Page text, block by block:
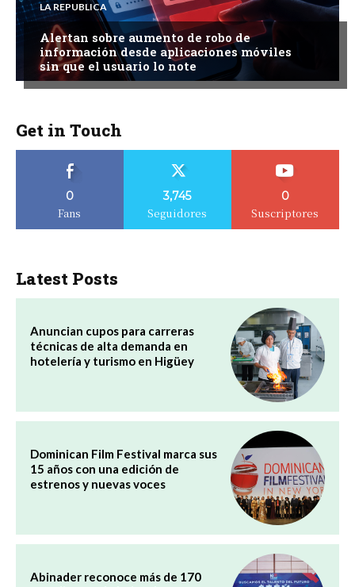
LA REPUBLICA
Alertan sobre aumento de robo de
información desde aplicaciones móviles
sin que el usuario lo note
Get in Touch
0
Fans
3,745
Seguidores
0
Suscriptores
Latest Posts
Anuncian cupos para carreras
técnicas de alta demanda en
hotelería y turismo en Higüey
Dominican Film Festival marca sus
15 años con una edición de
estrenos y nuevas voces
Abinader reconoce más de 170